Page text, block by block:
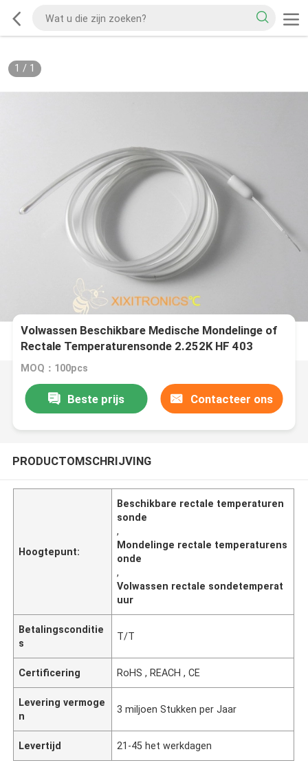
1 / 1
Volwassen Beschikbare Medische Mondelinge of
Rectale Temperaturensonde 2.252K HF 403
Reeksen
MOQ：100pcs
Beste prijs Contacteer ons
PRODUCTOMSCHRIJVING
Hoogtepunt:
Beschikbare rectale temperaturen
sonde
,
Mondelinge rectale temperaturens
onde
,
Volwassen rectale sondetemperat
uur
Betalingsconditie
s
T/T
Certificering RoHS , REACH , CE
Levering vermoge
n
3 miljoen Stukken per Jaar
Levertijd 21-45 het werkdagen